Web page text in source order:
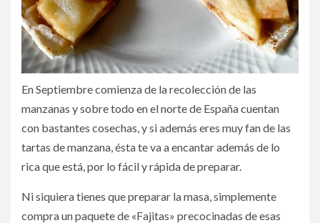
En Septiembre comienza de la recolección de las
manzanas y sobre todo en el norte de España cuentan
con bastantes cosechas, y si además eres muy fan de las
tartas de manzana, ésta te va a encantar además de lo
rica que está, por lo fácil y rápida de preparar.
Ni siquiera tienes que preparar la masa, simplemente
compra un paquete de «Fajitas» precocinadas de esas